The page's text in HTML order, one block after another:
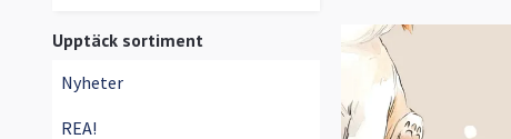
Upptäck sortiment
Nyheter
REA!